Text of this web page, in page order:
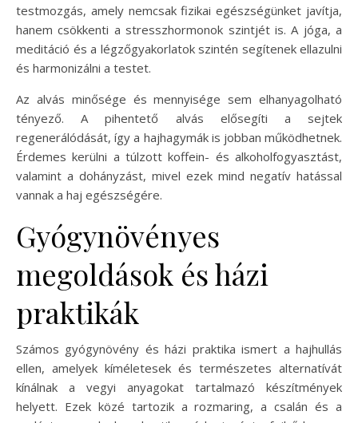
testmozgás, amely nemcsak fizikai egészségünket javítja,
hanem csökkenti a stresszhormonok szintjét is. A jóga, a
meditáció és a légzőgyakorlatok szintén segítenek ellazulni
és harmonizálni a testet.
Az alvás minősége és mennyisége sem elhanyagolható
tényező. A pihentető alvás elősegíti a sejtek
regenerálódását, így a hajhagymák is jobban működhetnek.
Érdemes kerülni a túlzott koffein- és alkoholfogyasztást,
valamint a dohányzást, mivel ezek mind negatív hatással
vannak a haj egészségére.
Gyógynövényes
megoldások és házi
praktikák
Számos gyógynövény és házi praktika ismert a hajhullás
ellen, amelyek kíméletesek és természetes alternatívát
kínálnak a vegyi anyagokat tartalmazó készítmények
helyett. Ezek közé tartozik a rozmaring, a csalán és a